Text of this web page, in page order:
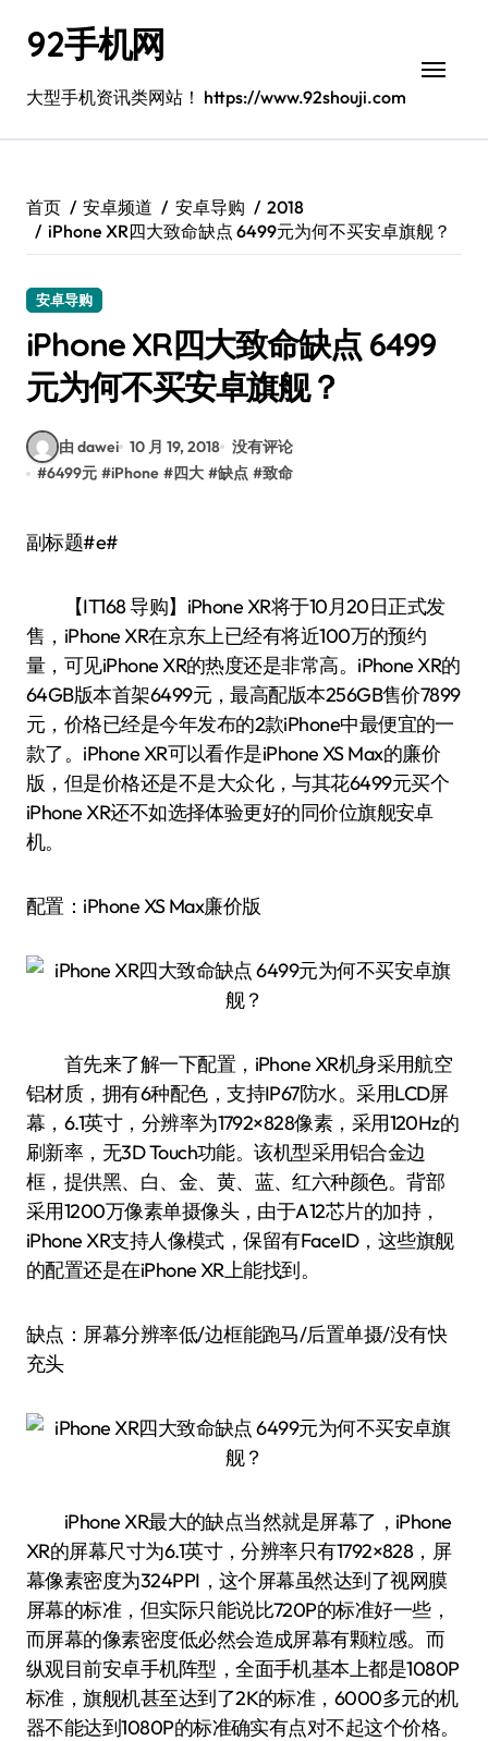
92手机网
大型手机资讯类网站！ https://www.92shouji.com
首页 安卓频道 安卓导购
2018
iPhone XR四大致命缺点 6499元为何不买安卓旗舰？
安卓导购
iPhone XR四大致命缺点 6499
元为何不买安卓旗舰？
由 dawei 10 月 19, 2018 没有评论
#6499元 #iPhone #四大 #缺点 #致命
副标题#e#
【IT168 导购】iPhone XR将于10月20日正式发
售，iPhone XR在京东上已经有将近100万的预约
量，可见iPhone XR的热度还是非常高。iPhone XR的
64GB版本首架6499元，最高配版本256GB售价7899
元，价格已经是今年发布的2款iPhone中最便宜的一
款了。iPhone XR可以看作是iPhone XS Max的廉价
版，但是价格还是不是大众化，与其花6499元买个
iPhone XR还不如选择体验更好的同价位旗舰安卓
机。
配置：iPhone XS Max廉价版
首先来了解一下配置，iPhone XR机身采用航空
铝材质，拥有6种配色，支持IP67防水。采用LCD屏
幕，6.1英寸，分辨率为1792×828像素，采用120Hz的
刷新率，无3D Touch功能。该机型采用铝合金边
框，提供黑、白、金、黄、蓝、红六种颜色。背部
采用1200万像素单摄像头，由于A12芯片的加持，
iPhone XR支持人像模式，保留有FaceID，这些旗舰
的配置还是在iPhone XR上能找到。
缺点：屏幕分辨率低/边框能跑马/后置单摄/没有快
充头
iPhone XR最大的缺点当然就是屏幕了，iPhone
XR的屏幕尺寸为6.1英寸，分辨率只有1792×828，屏
幕像素密度为324PPI，这个屏幕虽然达到了视网膜
屏幕的标准，但实际只能说比720P的标准好一些，
而屏幕的像素密度低必然会造成屏幕有颗粒感。而
纵观目前安卓手机阵型，全面手机基本上都是1080P
标准，旗舰机甚至达到了2K的标准，6000多元的机
器不能达到1080P的标准确实有点对不起这个价格。